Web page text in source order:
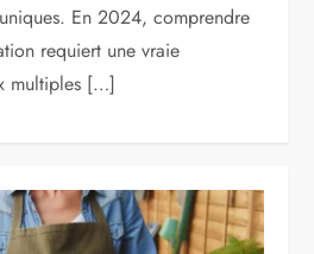
En 2024, comprendre
requiert une vraie
multiples […]